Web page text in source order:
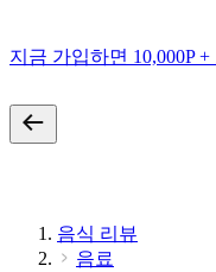
지금 가입하면 10,000P
음식 리뷰
음료